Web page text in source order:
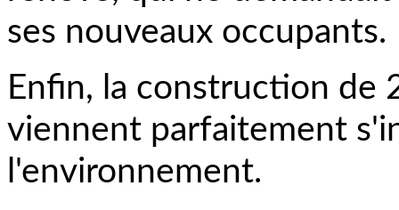
ses nouveaux occupants.
Enfin, la construction de
viennent parfaitement
l'environnement.